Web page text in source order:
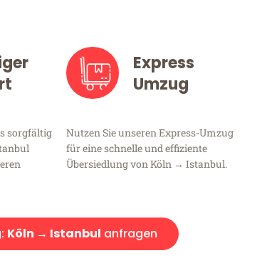
sorgfältig
Express
Umzug
Nutzen Sie unseren Express-Umzug
für eine schnelle und effiziente
Übersiedlung von Köln → Istanbul.
Köln → Istanbul anfragen